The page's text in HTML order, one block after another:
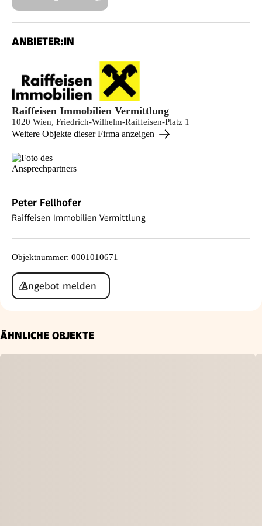
ANBIETER:IN
Raiffeisen Immobilien Vermittlung
1020 Wien, Friedrich-Wilhelm-Raiffeisen-Platz 1
Weitere Objekte dieser Firma anzeigen
Peter Fellhofer
Raiffeisen Immobilien Vermittlung
Objektnummer: 0001010671
Angebot melden
ÄHNLICHE OBJEKTE